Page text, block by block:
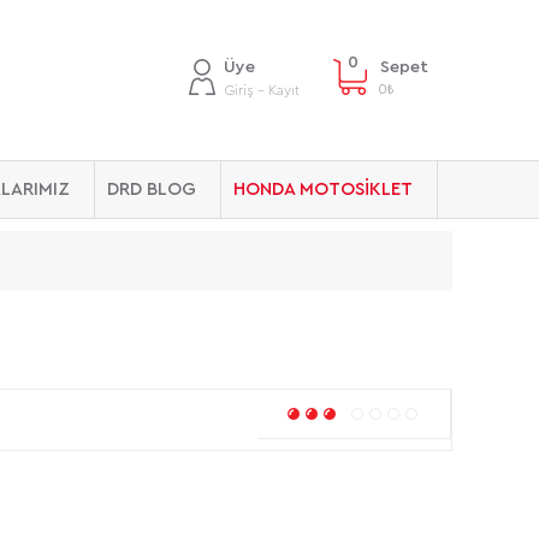
Sepet
0₺
0
Üye
Giriş - Kayıt
DRD BLOG HONDA MOTOSİKLET